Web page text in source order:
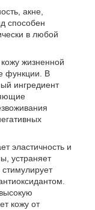
акне,
способен
в любой
жизненной
функции. В
ингредиент
эластичность и
устраняет
кожу от